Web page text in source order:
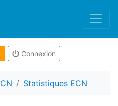
Connexion
Statistiques ECN